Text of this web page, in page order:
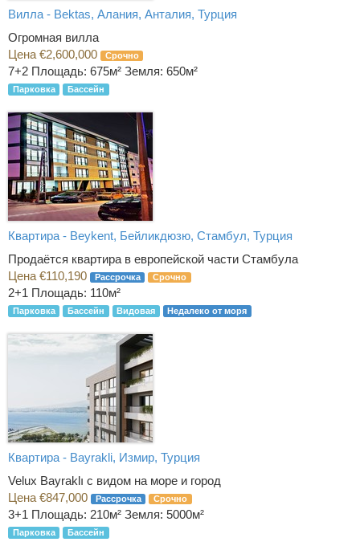
Вилла - Bektas, Алания, Анталия, Турция
Огромная вилла
Цена €2,600,000
Срочно
7+2 Площадь: 675м² Земля: 650м²
Парковка Бассейн
Квартира - Beykent, Бейликдюзю, Стамбул, Турция
Продаётся квартира в европейской части Стамбула
Цена €110,190
Рассрочка Срочно
2+1 Площадь: 110м²
Парковка Бассейн Видовая Недалеко от моря
Квартира - Bayrakli, Измир, Турция
Velux Bayraklı с видом на море и город
Цена €847,000
Рассрочка Срочно
3+1 Площадь: 210м² Земля: 5000м²
Парковка Бассейн